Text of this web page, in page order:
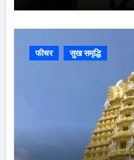
फीचर सुख समृद्धि